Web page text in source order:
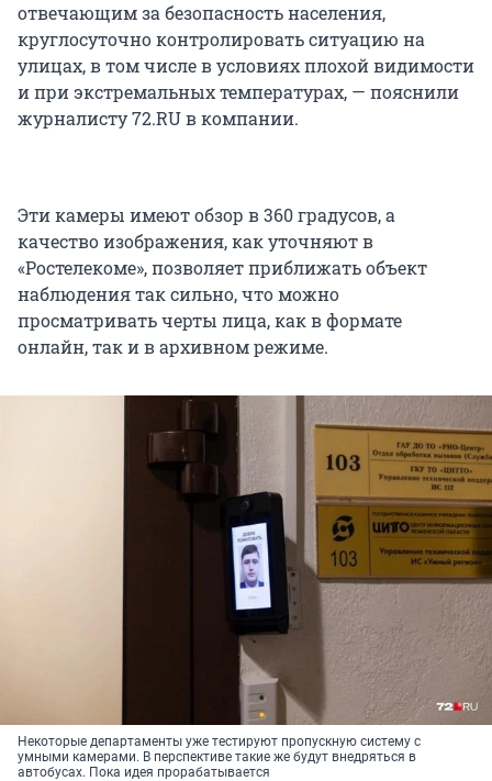
отвечающим за безопасность населения,
круглосуточно контролировать ситуацию на
улицах, в том числе в условиях плохой видимости
и при экстремальных температурах, — пояснили
журналисту 72.RU в компании.
Эти камеры имеют обзор в 360 градусов, а
качество изображения, как уточняют в
«Ростелекоме», позволяет приближать объект
наблюдения так сильно, что можно
просматривать черты лица, как в формате
онлайн, так и в архивном режиме.
Некоторые департаменты уже тестируют пропускную систему с
умными камерами. В перспективе такие же будут внедряться в
автобусах. Пока идея прорабатывается